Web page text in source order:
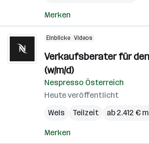
Merken
Einblicke Videos
Verkaufsberater für
(w/m/d)
Nespresso Österreich
Heute veröffentlicht
Wels
Teilzeit ab 2.412 €
Merken